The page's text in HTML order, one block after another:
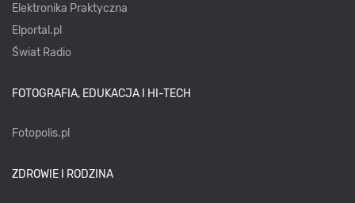
Elektronika Praktyczna
Elportal.pl
Świat Radio
FOTOGRAFIA, EDUKACJA I HI-TECH
Fotopolis.pl
ZDROWIE I RODZINA